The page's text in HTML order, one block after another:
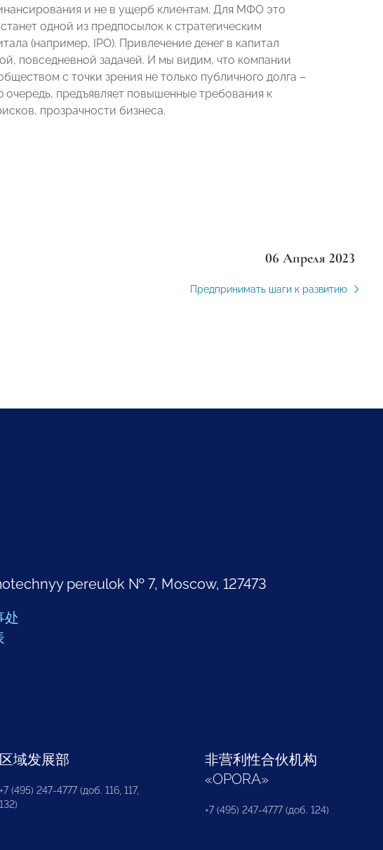
и не в ущерб клиентам. Для МФО это
одной из предпосылок к стратегическим
(например, IPO). Привлечение денег в капитал
повседневной задачей. И мы видим, что компании
с точки зрения не только публичного долга –
очередь, предъявляет повышенные требования к
прозрачности бизнеса.
06 Апреля 2023
Предпринимать шаги к развитию
pereulok № 7, Moscow, 127473
处
区域发展部
+7 (495) 247-4777 (доб. 116, 117,
132)
非营利性合伙机构
«OPORA»
+7 (495) 247-4777 (доб. 124)